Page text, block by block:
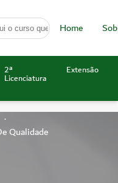
Home
2ª
Licenciatura
Extensão
Qualidade